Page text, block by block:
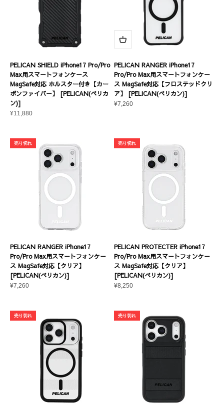
PELICAN SHIELD iPhone17 Pro/Pro
Max用スマートフォンケース
MagSafe対応 ホルスター付き【カー
ボンファイバー】 [PELICAN(ペリカ
ン)]
セール価格
¥11,880
PELICAN RANGER iPhone17
Pro/Pro Max用スマートフォンケー
ス MagSafe対応【フロステッドクリ
ア】 [PELICAN(ペリカン)]
セール価格
¥7,260
売り切れ
PELICAN RANGER iPhone17
Pro/Pro Max用スマートフォンケー
ス MagSafe対応【クリア】
[PELICAN(ペリカン)]
セール価格
¥7,260
売り切れ
PELICAN PROTECTER iPhone17
Pro/Pro Max用スマートフォンケー
ス MagSafe対応【クリア】
[PELICAN(ペリカン)]
セール価格
¥8,250
売り切れ 売り切れ